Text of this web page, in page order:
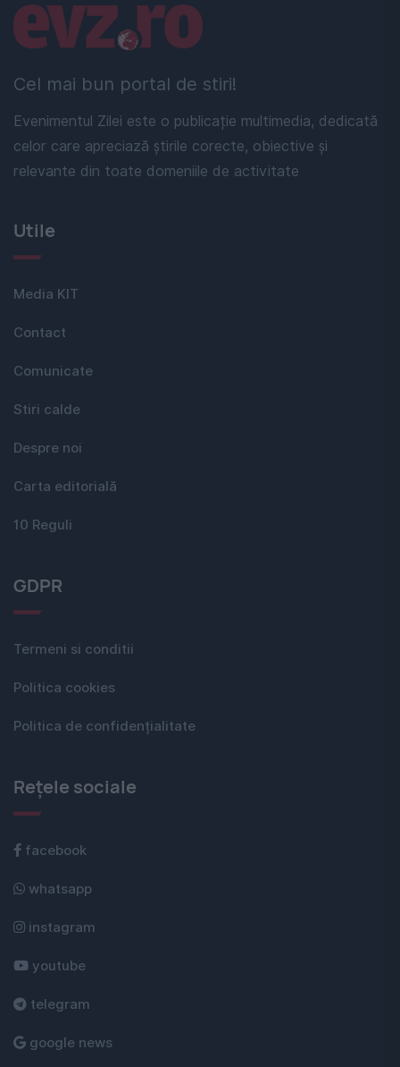
Cel mai bun portal de stiri!
Evenimentul Zilei este o publicație multimedia, dedicată
celor care apreciază știrile corecte, obiective și
relevante din toate domeniile de activitate
Linkuri utile
Utile
Media KIT
Contact
Comunicate
Stiri calde
Despre noi
Carta editorială
10 Reguli
GDPR
Termeni si conditii
Politica cookies
Politica de confidențialitate
Rețele sociale
facebook
whatsapp
instagram
youtube
telegram
google news